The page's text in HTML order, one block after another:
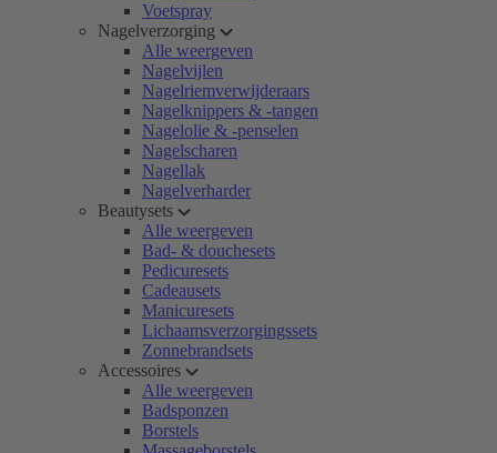
Voetspray
Nagelverzorging
Alle weergeven
Nagelvijlen
Nagelriemverwijderaars
Nagelknippers & -tangen
Nagelolie & -penselen
Nagelscharen
Nagellak
Nagelverharder
Beautysets
Alle weergeven
Bad- & douchesets
Pedicuresets
Cadeausets
Manicuresets
Lichaamsverzorgingssets
Zonnebrandsets
Accessoires
Alle weergeven
Badsponzen
Borstels